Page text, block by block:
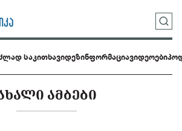
საკითხავიდეზინფორმაციავიდეოები
ᲐᲛᲑᲔᲑᲘ